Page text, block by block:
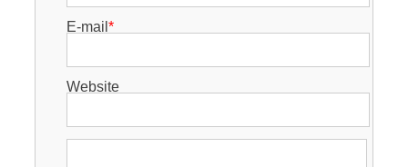
E-mail*
Website